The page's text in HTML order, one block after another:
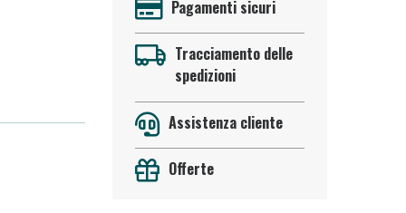
Pagamenti sicuri
Tracciamento delle
spedizioni
Assistenza cliente
Offerte